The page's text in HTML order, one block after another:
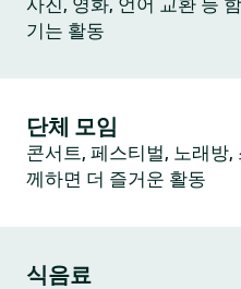
사진, 영화, 언어 교환 등
기는 활동
단체 모임
콘서트, 페스티벌, 노래방
께하면 더 즐거운 활동
식음료